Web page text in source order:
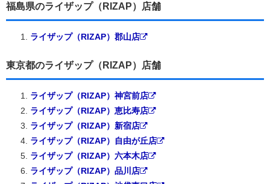
福島県のライザップ（RIZAP）店舗
ライザップ（RIZAP）郡山店
東京都のライザップ（RIZAP）店舗
ライザップ（RIZAP）神宮前店
ライザップ（RIZAP）恵比寿店
ライザップ（RIZAP）新宿店
ライザップ（RIZAP）自由が丘店
ライザップ（RIZAP）六本木店
ライザップ（RIZAP）品川店